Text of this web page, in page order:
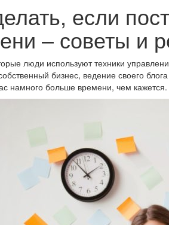
если
– советы и
люди используют техники
бизнес, ведение своего
намного больше времени, чем